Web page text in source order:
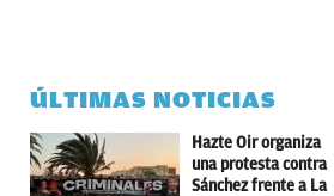
ÚLTIMAS NOTICIAS
Hazte Oir organiza
una protesta contra
Sánchez frente a La